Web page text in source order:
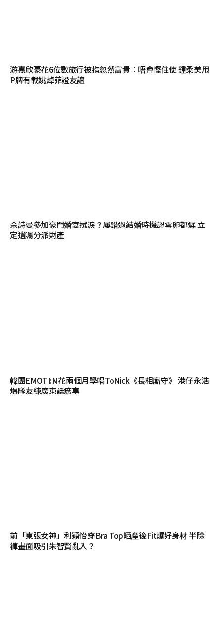
游嘉欣豪花6位數旅行被指忽然富貴︰唔會慳住使 鍾柔美甩
P牌有載姚焯菲證友誼
佘詩曼參加豪門婚宴拭淚？屢錯過結婚時機認雪卵都遲 立
定遺囑分派財產
韓團EMOTI:M花兩個月學唱ToNick《長相廝守》 港仔永浩
爆隊友練廣東話瘀事
前「東張女神」利穎怡穿Bra Top晒產後Fit爆好身材 半除
褲畫面吸引朱智賢亂入？